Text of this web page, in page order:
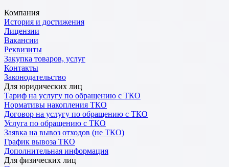
Компания
История и достижения
Лицензии
Вакансии
Реквизиты
Закупка товаров, услуг
Контакты
Законодательство
Для юридических лиц
Тариф на услугу по обращению с ТКО
Нормативы накопления ТКО
Договор на услугу по обращению с ТКО
Услуга по обращению с ТКО
Заявка на вывоз отходов (не ТКО)
График вывоза ТКО
Дополнительная информация
Для физических лиц